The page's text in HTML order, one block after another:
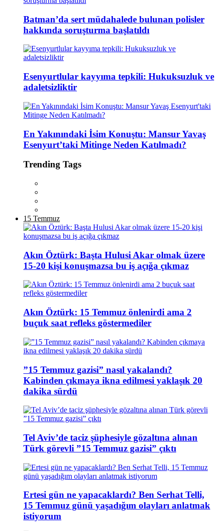
Batman’da sert müdahalede bulunan polisler
hakkında soruşturma başlatıldı
Esenyurtlular kayyıma tepkili: Hukuksuzluk ve
adaletsizliktir
En Yakınındaki İsim Konuştu: Mansur Yavaş
Esenyurt’taki Mitinge Neden Katılmadı?
Trending Tags
15 Temmuz
Akın Öztürk: Başta Hulusi Akar olmak üzere
15-20 kişi konuşmazsa bu iş açığa çıkmaz
Akın Öztürk: 15 Temmuz önlenirdi ama 2
buçuk saat refleks göstermediler
”15 Temmuz gazisi” nasıl yakalandı?
Kabinden çıkmaya ikna edilmesi yaklaşık 20
dakika sürdü
Tel Aviv’de taciz şüphesiyle gözaltına alınan
Türk görevli ”15 Temmuz gazisi” çıktı
Ertesi gün ne yapacaklardı? Ben Serhat Telli,
15 Temmuz günü yaşadığım olayları anlatmak
istiyorum